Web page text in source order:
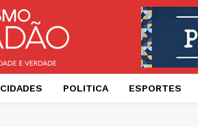
CIDADES POLITICA ESPORTES